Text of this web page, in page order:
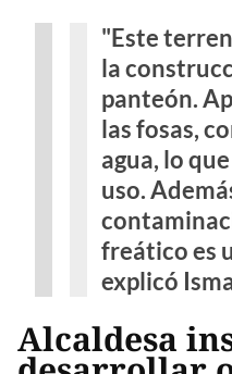
"Este
la
panteón.
las fosas,
agua, lo
uso.
freático es
explicó
Alcaldesa